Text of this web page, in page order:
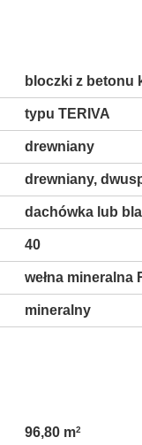
bloczki z betonu
typu TERIVA
drewniany
drewniany,
dachówka lub
40
wełna mineralna
mineralny
96,80 m2